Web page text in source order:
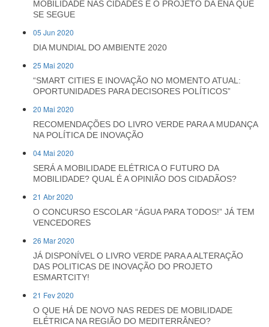
MOBILIDADE NAS CIDADES É O PROJETO DA ENA QUE
SE SEGUE
05 Jun 2020
DIA MUNDIAL DO AMBIENTE 2020
25 Mai 2020
“SMART CITIES E INOVAÇÃO NO MOMENTO ATUAL:
OPORTUNIDADES PARA DECISORES POLÍTICOS”
20 Mai 2020
RECOMENDAÇÕES DO LIVRO VERDE PARA A MUDANÇA
NA POLÍTICA DE INOVAÇÃO
04 Mai 2020
SERÁ A MOBILIDADE ELÉTRICA O FUTURO DA
MOBILIDADE? QUAL É A OPINIÃO DOS CIDADÃOS?
21 Abr 2020
O CONCURSO ESCOLAR “ÁGUA PARA TODOS!” JÁ TEM
VENCEDORES
26 Mar 2020
JÁ DISPONÍVEL O LIVRO VERDE PARA A ALTERAÇÃO
DAS POLITICAS DE INOVAÇÃO DO PROJETO
ESMARTCITY!
21 Fev 2020
O QUE HÁ DE NOVO NAS REDES DE MOBILIDADE
ELÉTRICA NA REGIÃO DO MEDITERRÂNEO?